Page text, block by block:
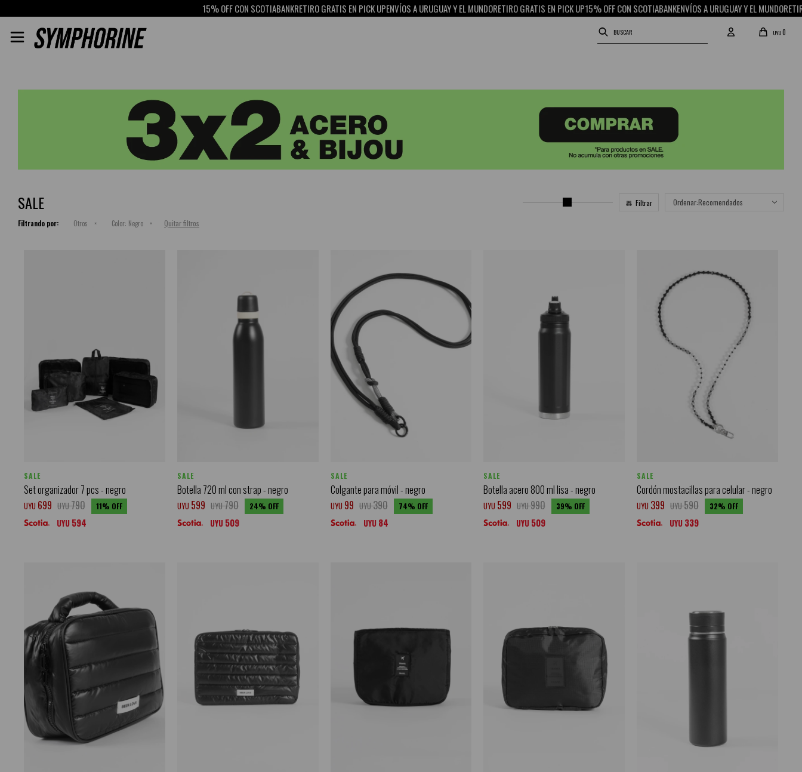
15% OFF CON SCOTIABANKRETIRO GRATIS EN PICK UPENVÍOS A URUGUAY Y EL MUNDORETIRO GRATIS EN PICK UP15% OFF CON SCOTIABANKENVÍOS A URUGUAY Y EL MUNDORETIRO
UYU0

SALE Recomendados
Filtrando por: Otros Color: Negro Quitar filtros
SALE
Set organizador 7 pcs - negro
UYU 699 UYU790 11
UYU 594
SALE
Botella 720 ml con strap - negro
UYU 599 UYU790 24
UYU 509
SALE
Colgante para móvil - negro
UYU 99 UYU390 74
UYU 84
SALE
Botella acero 800 ml lisa - negro
UYU 599 UYU990 39
UYU 509
SALE
Cordón mostacillas para celular - negro
UYU 399 UYU590 32
UYU 339